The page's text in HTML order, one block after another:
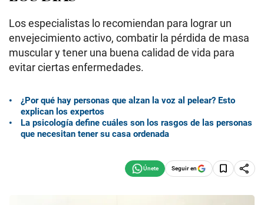
Los especialistas lo recomiendan para lograr un
envejecimiento activo, combatir la pérdida de masa
muscular y tener una buena calidad de vida para
evitar ciertas enfermedades.
¿Por qué hay personas que alzan la voz al pelear? Esto
explican los expertos
La psicología define cuáles son los rasgos de las personas
que necesitan tener su casa ordenada
Seguir en